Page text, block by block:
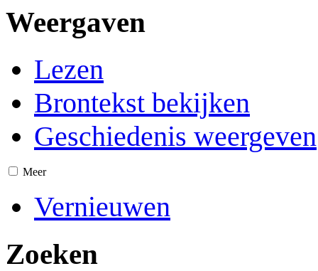
Weergaven
Lezen
Brontekst bekijken
Geschiedenis weergeven
Meer
Vernieuwen
Zoeken